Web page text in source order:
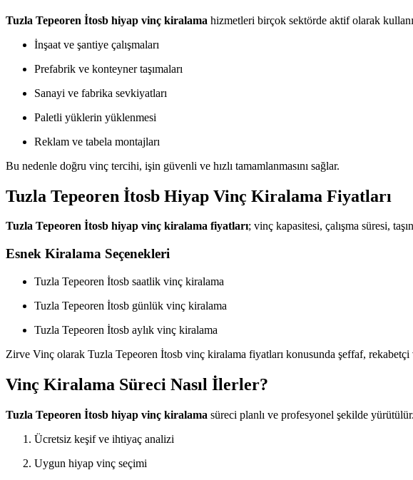
Tuzla Tepeoren İtosb hiyap vinç kiralama hizmetleri birçok sektörde aktif olarak
İnşaat ve şantiye çalışmaları
Prefabrik ve konteyner taşımaları
Sanayi ve fabrika sevkiyatları
Paletli yüklerin yüklenmesi
Reklam ve tabela montajları
Bu nedenle doğru vinç tercihi, işin güvenli ve hızlı tamamlanmasını sağlar.
Tuzla Tepeoren İtosb Hiyap Vinç Kiralama Fiyatları
Tuzla Tepeoren İtosb hiyap vinç kiralama fiyatları; vinç kapasitesi, çalışma süresi,
Esnek Kiralama Seçenekleri
Tuzla Tepeoren İtosb saatlik vinç kiralama
Tuzla Tepeoren İtosb günlük vinç kiralama
Tuzla Tepeoren İtosb aylık vinç kiralama
Zirve Vinç olarak Tuzla Tepeoren İtosb vinç kiralama fiyatları konusunda şeffaf,
Vinç Kiralama Süreci Nasıl İlerler?
Tuzla Tepeoren İtosb hiyap vinç kiralama süreci planlı ve profesyonel şekilde yürütülür.
Ücretsiz keşif ve ihtiyaç analizi
Uygun hiyap vinç seçimi